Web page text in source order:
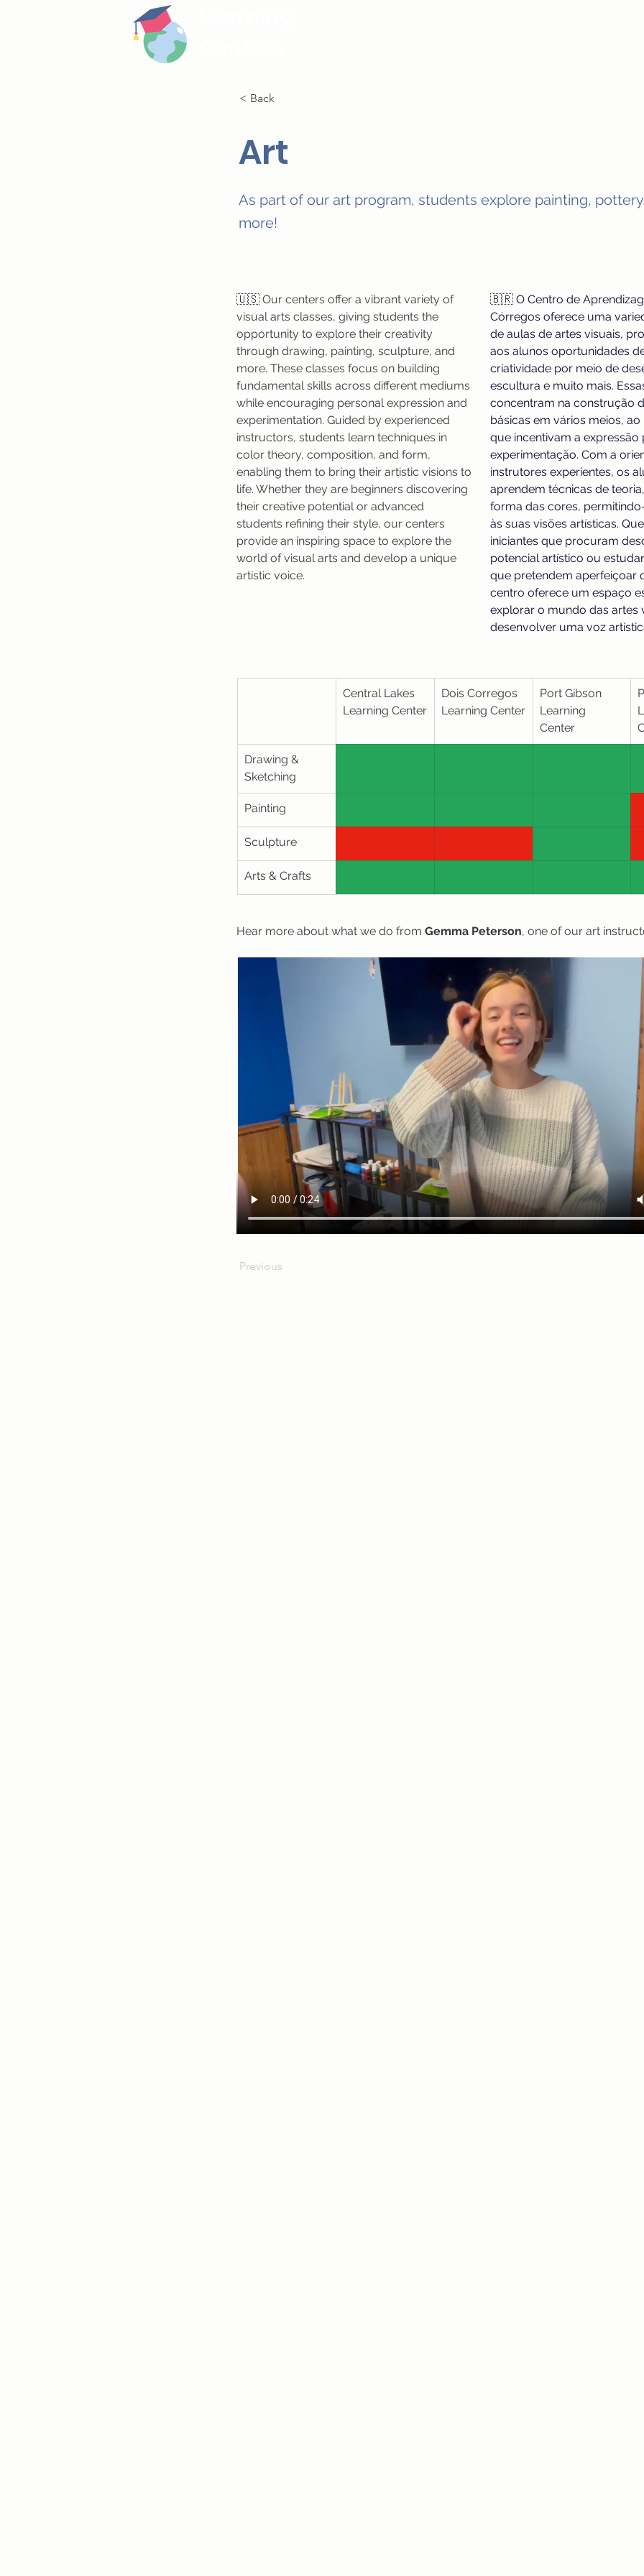
< Back
Art
As part of our art program, students explore painting,
more!
🇺🇸 Our centers offer a vibrant variety of
visual arts classes, giving students the
opportunity to explore their creativity
through drawing, painting, sculpture, and
more. These classes focus on building
fundamental skills across different mediums
while encouraging personal expression and
experimentation. Guided by experienced
instructors, students learn techniques in
color theory, composition, and form,
enabling them to bring their artistic visions to
life. Whether they are beginners discovering
their creative potential or advanced
students refining their style, our centers
provide an inspiring space to explore the
world of visual arts and develop a unique
artistic voice.
🇧🇷 O Centro de
Córregos oferece uma
de aulas de artes visuais,
aos alunos oportunidades
criatividade por meio de
escultura e muito mais.
concentram na construção
básicas em vários meios,
que incentivam a expressão
experimentação. Com a
instrutores experientes, os
aprendem técnicas de
forma das cores,
às suas visões artísticas.
iniciantes que procuram
potencial artístico ou
que pretendem aperfeiçoar
centro oferece um espaço
explorar o mundo das artes
desenvolver uma voz
Central Lakes
Learning Center
Dois Corregos
Learning Center
Port Gibson
Learning
Center
Drawing &
Sketching
Painting
Sculpture
Arts & Crafts
Hear more about what we do from Gemma Peterson, one of our art
Previous